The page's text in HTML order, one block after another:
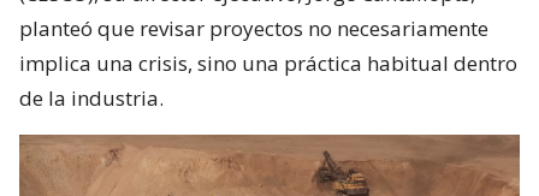
planteó que revisar proyectos no necesariamente
implica una crisis, sino una práctica habitual dentro
de la industria.